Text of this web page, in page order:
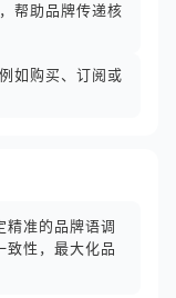
帮助品牌传递核
如购买、订阅或
精准的品牌语调
致性，最大化品